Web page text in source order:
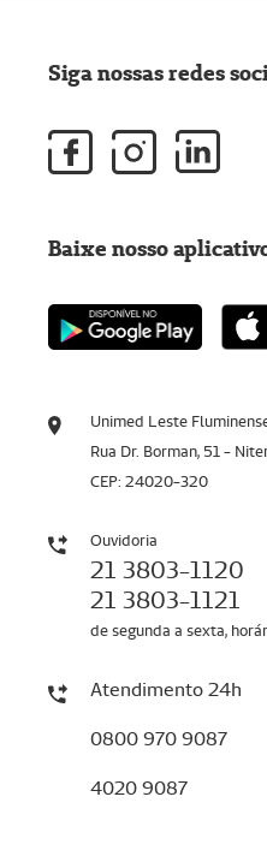
Unimed Leste
Rua Dr. Borman, 51 -
CEP: 24020-320
Ouvidoria
21 3803-1120
21 3803-1121
de segunda a sexta,
Atendimento 24h
0800 970 9087
4020 9087
Siga nossas redes
Baixe nosso